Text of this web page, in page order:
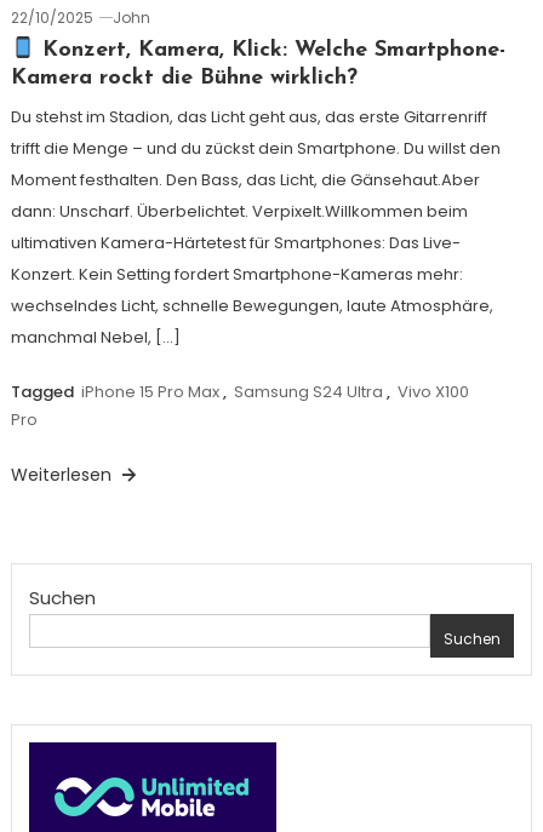
22/10/2025
John
Konzert, Kamera, Klick: Welche Smartphone-
Kamera rockt die Bühne wirklich?
Du stehst im Stadion, das Licht geht aus, das erste Gitarrenriff
trifft die Menge – und du zückst dein Smartphone. Du willst den
Moment festhalten. Den Bass, das Licht, die Gänsehaut.Aber
dann: Unscharf. Überbelichtet. Verpixelt.Willkommen beim
ultimativen Kamera-Härtetest für Smartphones: Das Live-
Konzert. Kein Setting fordert Smartphone-Kameras mehr:
wechselndes Licht, schnelle Bewegungen, laute Atmosphäre,
manchmal Nebel, […]
Tagged iPhone 15 Pro Max, Samsung S24 Ultra , Vivo X100
Pro
Weiterlesen
Suchen
Suchen